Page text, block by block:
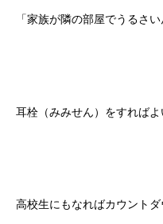
「家族が隣の部屋でうるさい
耳栓（みみせん）をすればよ
高校生にもなればカウントダ